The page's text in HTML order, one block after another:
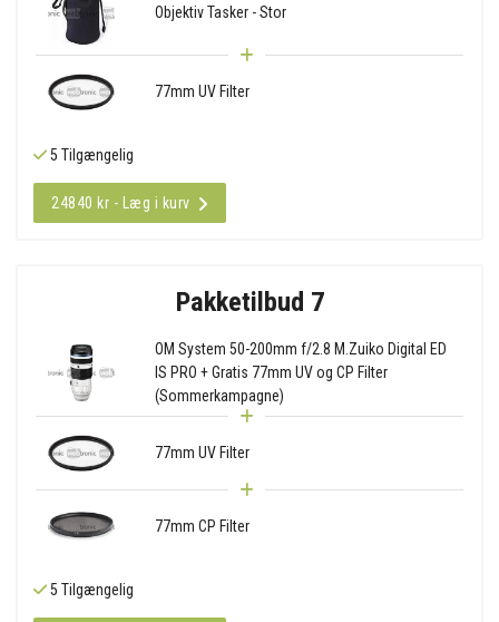
Objektiv Tasker - Stor
77mm UV Filter
5 Tilgængelig
24840 kr - Læg i kurv
Pakketilbud 7
OM System 50-200mm f/2.8 M.Zuiko Digital ED
IS PRO + Gratis 77mm UV og CP Filter
(Sommerkampagne)
77mm UV Filter
77mm CP Filter
5 Tilgængelig